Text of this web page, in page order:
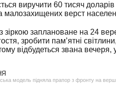
виручити 60 тисяч
малозахищених верст
зіркою заплановане на 24
зробити пам’ятні
відбудеться звана